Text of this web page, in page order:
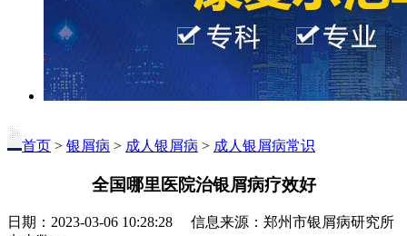
首页 > 银屑病 > 成人银屑病 > 成人银屑病常识
全国哪里医院治银屑病疗效好
日期：2023-03-06 10:28:28 信息来源：郑州市银屑病研究所